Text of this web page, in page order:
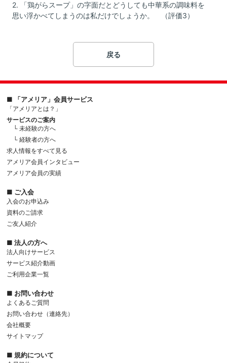
2. 「鶏がらスープ」の字面だとどうしても中華系の調味料を
思い浮かべてしまうのは私だけでしょうか。 （評価3）
戻る
■ 「アメリア」会員サービス
「アメリアとは？」
サービスのご案内
└ 未経験の方へ
└ 経験者の方へ
求人情報をすべて見る
アメリア会員インタビュー
アメリア会員の実績
■ ご入会
入会のお申込み
資料のご請求
ご友人紹介
■ 法人の方へ
法人向けサービス
サービス紹介動画
ご利用企業一覧
■ お問い合わせ
よくあるご質問
お問い合わせ（連絡先）
会社概要
サイトマップ
■ 規約について